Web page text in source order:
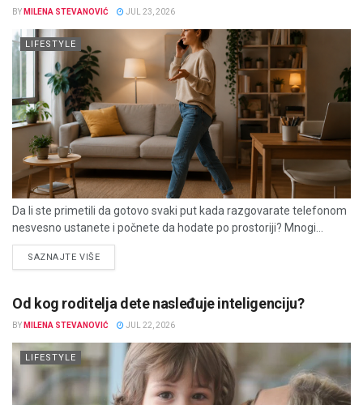
BY MILENA STEVANOVIĆ JUL 23, 2026
LIFESTYLE
Da li ste primetili da gotovo svaki put kada razgovarate telefonom
nesvesno ustanete i počnete da hodate po prostoriji? Mnogi...
SAZNAJTE VIŠEDETAILS
Od kog roditelja dete nasleđuje inteligenciju?
BY MILENA STEVANOVIĆ JUL 22, 2026
LIFESTYLE